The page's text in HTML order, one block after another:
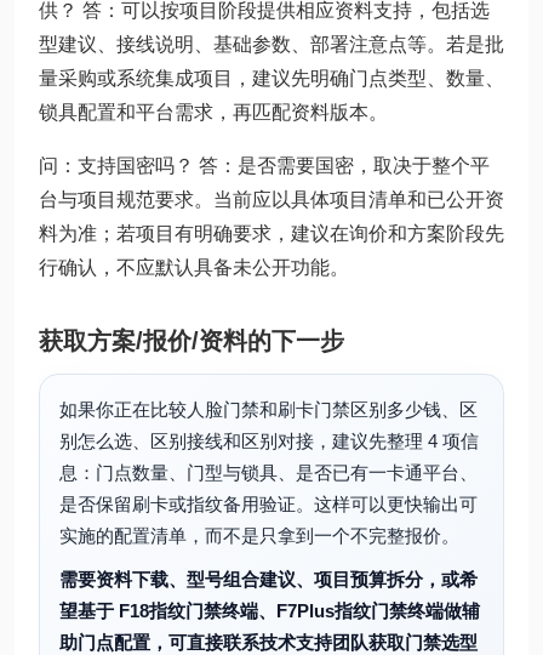
供？ 答：可以按项目阶段提供相应资料支持，包括选
型建议、接线说明、基础参数、部署注意点等。若是批
量采购或系统集成项目，建议先明确门点类型、数量、
锁具配置和平台需求，再匹配资料版本。
问：支持国密吗？ 答：是否需要国密，取决于整个平
台与项目规范要求。当前应以具体项目清单和已公开资
料为准；若项目有明确要求，建议在询价和方案阶段先
行确认，不应默认具备未公开功能。
获取方案/报价/资料的下一步
如果你正在比较人脸门禁和刷卡门禁区别多少钱、区
别怎么选、区别接线和区别对接，建议先整理 4 项信
息：门点数量、门型与锁具、是否已有一卡通平台、
是否保留刷卡或指纹备用验证。这样可以更快输出可
实施的配置清单，而不是只拿到一个不完整报价。
需要资料下载、型号组合建议、项目预算拆分，或希
望基于 F18指纹门禁终端、F7Plus指纹门禁终端做辅
助门点配置，可直接联系技术支持团队获取门禁选型